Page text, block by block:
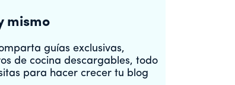
mismo
guías exclusivas,
de cocina descargables, todo
para hacer crecer tu blog